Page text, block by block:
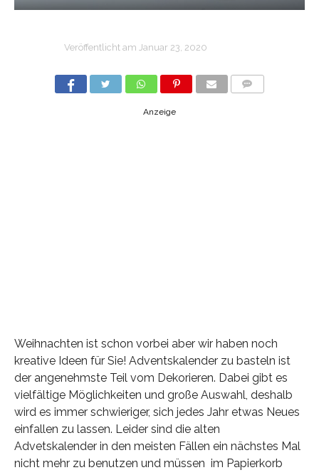
Veröffentlicht am Januar 23, 2020
Anzeige
Weihnachten ist schon vorbei aber wir haben noch
kreative Ideen für Sie! Adventskalender zu basteln ist
der angenehmste Teil vom Dekorieren. Dabei gibt es
vielfältige Möglichkeiten und große Auswahl, deshalb
wird es immer schwieriger, sich jedes Jahr etwas Neues
einfallen zu lassen. Leider sind die alten
Advetskalender in den meisten Fällen ein nächstes Mal
nicht mehr zu benutzen und müssen im Papierkorb